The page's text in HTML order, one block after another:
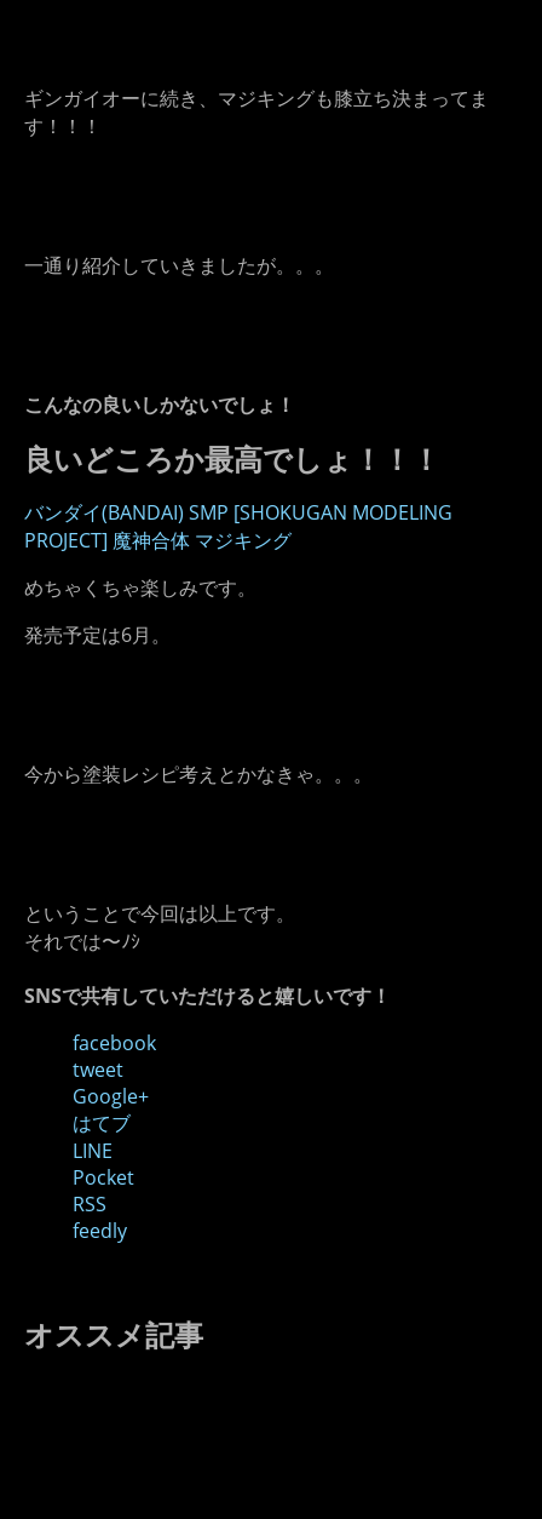
ギンガイオーに続き、マジキングも膝立ち決まってま
す！！！
一通り紹介していきましたが。。。
こんなの良いしかないでしょ！
良いどころか最高でしょ！！！
バンダイ(BANDAI) SMP [SHOKUGAN MODELING
PROJECT] 魔神合体 マジキング
めちゃくちゃ楽しみです。
発売予定は6月。
今から塗装レシピ考えとかなきゃ。。。
ということで今回は以上です。
それでは〜ﾉｼ
SNSで共有していただけると嬉しいです！
facebook
tweet
Google+
はてブ
LINE
Pocket
RSS
feedly
オススメ記事